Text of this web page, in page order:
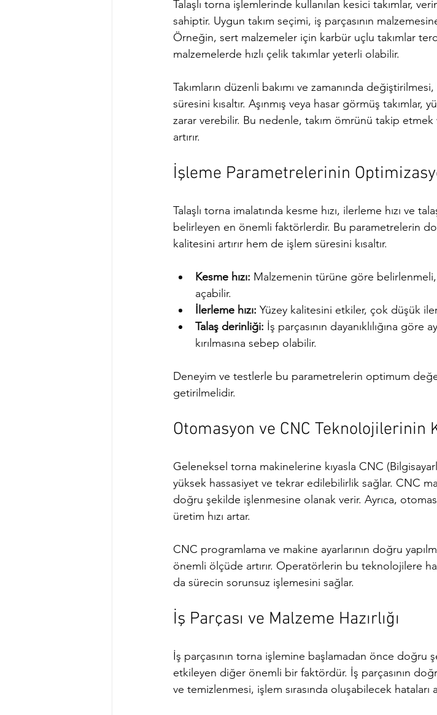
Talaşlı torna işlemlerinde kullanılan kesici takımlar,
sahiptir. Uygun takım seçimi, iş parçasının
Örneğin, sert malzemeler için karbür uçlu takımlar
malzemelerde hızlı çelik takımlar yeterli olabilir.
Takımların düzenli bakımı ve zamanında
süresini kısaltır. Aşınmış veya hasar görmüş
zarar verebilir. Bu nedenle, takım ömrünü takip
artırır.
İşleme Parametrelerinin
Talaşlı torna imalatında kesme hızı, ilerleme hızı ve
belirleyen en önemli faktörlerdir. Bu parametrelerin
kalitesini artırır hem de işlem süresini kısaltır.
Kesme hızı: Malzemenin türüne göre belirlenmeli,
açabilir.
İlerleme hızı: Yüzey kalitesini etkiler, çok düşük
Talaş derinliği: İş parçasının dayanıklılığına
kırılmasına sebep olabilir.
Deneyim ve testlerle bu parametrelerin optimum
getirilmelidir.
Otomasyon ve CNC Teknolojilerinin
Geleneksel torna makinelerine kıyasla CNC
yüksek hassasiyet ve tekrar edilebilirlik sağlar. CNC
doğru şekilde işlenmesine olanak verir. Ayrıca,
üretim hızı artar.
CNC programlama ve makine ayarlarının doğru
önemli ölçüde artırır. Operatörlerin bu teknolojilere
da sürecin sorunsuz işlemesini sağlar.
İş Parçası ve Malzeme Hazırlığı
İş parçasının torna işlemine başlamadan önce doğru
etkileyen diğer önemli bir faktördür. İş parçasının
ve temizlenmesi, işlem sırasında oluşabilecek hataları